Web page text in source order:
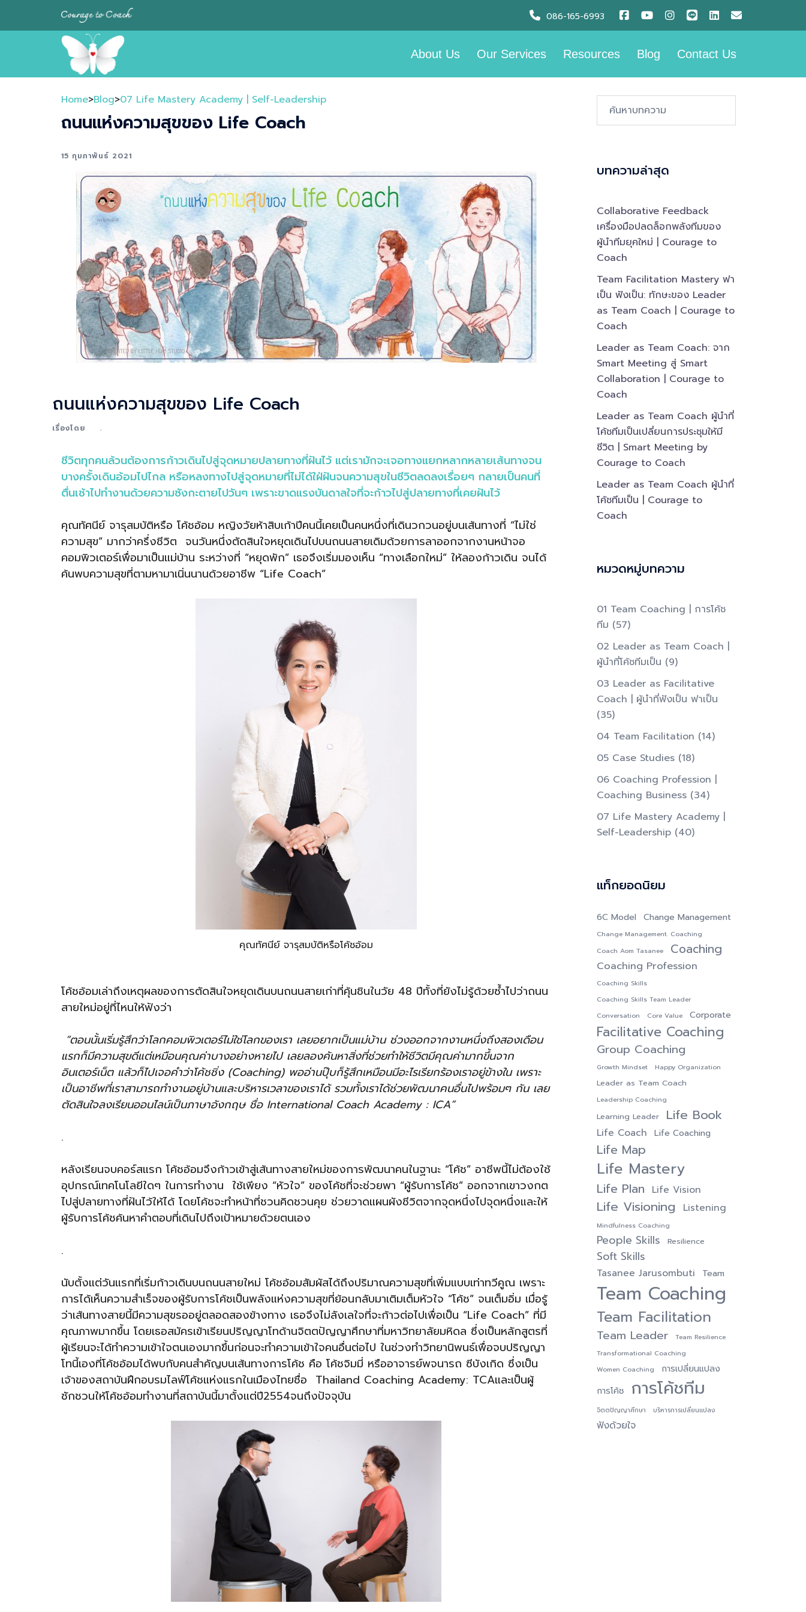
086-165-6993
About Us Our Services Resources Blog Contact Us
Home>Blog>07 Life Mastery Academy | Self-Leadership
ถนนแห่งความสุขของ Life Coach
15 กุมภาพันธ์ 2021
ถนนแห่งความสุขของ Life Coach
เรื่องโดย .
ชีวิตทุกคนล้วนต้องการก้าวเดินไปสู่จุดหมายปลายทางที่ฝันไว้ แต่เรามักจะเจอทางแยกหลากหลายเส้นทางจน
บางครั้งเดินอ้อมไปไกล หรือหลงทางไปสู่จุดหมายที่ไม่ได้ใฝ่ฝันจนความสุขในชีวิตลดลงเรื่อยๆ กลายเป็นคนที่
ตื่นเช้าไปทำงานด้วยความซังกะตายไปวันๆ เพราะขาดแรงบันดาลใจที่จะก้าวไปสู่ปลายทางที่เคยฝันไว้
คุณทัศนีย์ จารุสมบัติหรือ โค้ชอ้อม หญิงวัยห้าสิบเก้าปีคนนี้เคยเป็นคนหนึ่งที่เดินวกวนอยู่บนเส้นทางที่ “ไม่ใช่
ความสุข” มากว่าครึ่งชีวิต จนวันหนึ่งตัดสินใจหยุดเดินไปบนถนนสายเดิมด้วยการลาออกจากงานหน้าจอ
คอมพิวเตอร์เพื่อมาเป็นแม่บ้าน ระหว่างที่ “หยุดพัก” เธอจึงเริ่มมองเห็น “ทางเลือกใหม่” ให้ลองก้าวเดิน จนได้
ค้นพบความสุขที่ตามหามาเนิ่นนานด้วยอาชีพ “Life Coach”
คุณทัศนีย์ จารุสมบัติหรือโค้ชอ้อม
โค้ชอ้อมเล่าถึงเหตุผลของการตัดสินใจหยุดเดินบนถนนสายเก่าที่คุ้นชินในวัย 48 ปีทั้งที่ยังไม่รู้ด้วยซ้ำไปว่าถนน
สายใหม่อยู่ที่ไหนให้ฟังว่า
“ตอนนั้นเริ่มรู้สึกว่าโลกคอมพิวเตอร์ไม่ใช่โลกของเรา เลยอยากเป็นแม่บ้าน ช่วงออกจากงานหนึ่งถึงสองเดือน
แรกก็มีความสุขดีแต่เหมือนคุณค่าบางอย่างหายไป เลยลองค้นหาสิ่งที่ช่วยทำให้ชีวิตมีคุณค่ามากขึ้นจาก
อินเตอร์เน็ต แล้วก็ไปเจอคำว่าโค้ชชิ่ง (Coaching) พออ่านปุ๊บก็รู้สึกเหมือนมีอะไรเรียกร้องเราอยู่ข้างใน เพราะ
เป็นอาชีพที่เราสามารถทำงานอยู่บ้านและบริหารเวลาของเราได้ รวมทั้งเราได้ช่วยพัฒนาคนอื่นไปพร้อมๆ กัน เลย
ตัดสินใจลงเรียนออนไลน์เป็นภาษาอังกฤษ ชื่อ International Coach Academy : ICA”
.
หลังเรียนจบคอร์สแรก โค้ชอ้อมจึงก้าวเข้าสู่เส้นทางสายใหม่ของการพัฒนาคนในฐานะ “โค้ช” อาชีพนี้ไม่ต้องใช้
อุปกรณ์เทคโนโลยีใดๆ ในการทำงาน ใช้เพียง “หัวใจ” ของโค้ชที่จะช่วยพา “ผู้รับการโค้ช” ออกจากเขาวงกต
ไปสู่ปลายทางที่ฝันไว้ให้ได้ โดยโค้ชจะทำหน้าที่ชวนคิดชวนคุย ช่วยวาดแผนผังชีวิตจากจุดหนึ่งไปจุดหนึ่งและให้
ผู้รับการโค้ชค้นหาคำตอบที่เดินไปถึงเป้าหมายด้วยตนเอง
.
นับตั้งแต่วันแรกที่เริ่มก้าวเดินบนถนนสายใหม่ โค้ชอ้อมสัมผัสได้ถึงปริมาณความสุขที่เพิ่มแบบเท่าทวีคูณ เพราะ
การได้เห็นความสำเร็จของผู้รับการโค้ชเป็นพลังแห่งความสุขที่ย้อนกลับมาเติมเต็มหัวใจ “โค้ช” จนเต็มอิ่ม เมื่อรู้
ว่าเส้นทางสายนี้มีความสุขรออยู่ตลอดสองข้างทาง เธอจึงไม่ลังเลใจที่จะก้าวต่อไปเพื่อเป็น “Life Coach” ที่มี
คุณภาพมากขึ้น โดยเธอสมัครเข้าเรียนปริญญาโทด้านจิตตปัญญาศึกษาที่มหาวิทยาลัยมหิดล ซึ่งเป็นหลักสูตรที่
ผู้เรียนจะได้ทำความเข้าใจตนเองมากขึ้นก่อนจะทำความเข้าใจคนอื่นต่อไป ในช่วงทำวิทยานิพนธ์เพื่อจบปริญญา
โทนี้เองที่โค้ชอ้อมได้พบกับคนสำคัญบนเส้นทางการโค้ช คือ โค้ชจิมมี่ หรืออาจารย์พจนารถ ซีบังเกิด ซึ่งเป็น
เจ้าของสถาบันฝึกอบรมไลฟ์โค้ชแห่งแรกในเมืองไทยชื่อ Thailand Coaching Academy: TCAและเป็นผู้
ชักชวนให้โค้ชอ้อมทำงานที่สถาบันนี้มาตั้งแต่ปี2554จนถึงปัจจุบัน
Search…
บทความล่าสุด
Collaborative Feedback
เครื่องมือปลดล็อกพลังทีมของ
ผู้นำทีมยุคใหม่ | Courage to
Coach
Team Facilitation Mastery ฟา
เป็น ฟังเป็น: ทักษะของ Leader
as Team Coach | Courage to
Coach
Leader as Team Coach: จาก
Smart Meeting สู่ Smart
Collaboration | Courage to
Coach
Leader as Team Coach ผู้นำที่
โค้ชทีมเป็นเปลี่ยนการประชุมให้มี
ชีวิต | Smart Meeting by
Courage to Coach
Leader as Team Coach ผู้นำที่
โค้ชทีมเป็น | Courage to
Coach
หมวดหมู่บทความ
01 Team Coaching | การโค้ช
ทีม (57)
02 Leader as Team Coach |
ผู้นำที่โค้ชทีมเป็น​ (9)
03 Leader as Facilitative
Coach | ผู้นำที่ฟังเป็น ฟาเป็น​
(35)
04 Team Facilitation (14)
05 Case Studies(18)
06 Coaching Profession |
Coaching Business(34)
07 Life Mastery Academy |
Self-Leadership(40)
แท็กยอดนิยม
6C Model Change Management
Change Management. Coaching
Coach Aom Tasanee
Coaching
Coaching Profession
Coaching Skills
Coaching Skills Team Leader
Conversation
Core Value Corporate
Facilitative Coaching
Group Coaching
Growth Mindset Happy Organization
Leader as Team Coach
Leadership Coaching
Learning Leader Life Book
Life Coach Life Coaching
Life Map
Life Mastery
Life Plan Life Vision
Life Visioning Listening
Mindfulness Coaching
People Skills Resilience
Soft Skills
Tasanee Jarusombuti Team
Team Coaching
Team Facilitation
Team Leader
Team Resilience
Transformational Coaching
Women Coaching
การเปลี่ยนแปลง
การโค้ช
การโค้ชทีม
จิตตปัญญาศึกษา บริหารการเปลี่ยนแปลง
ฟังด้วยใจ